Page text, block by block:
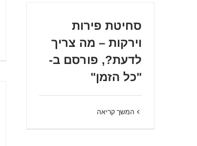
סחיטת פירות
וירקות – מה צריך
לדעת?, פורסם ב-
"כל הזמן"
המשך קריאה